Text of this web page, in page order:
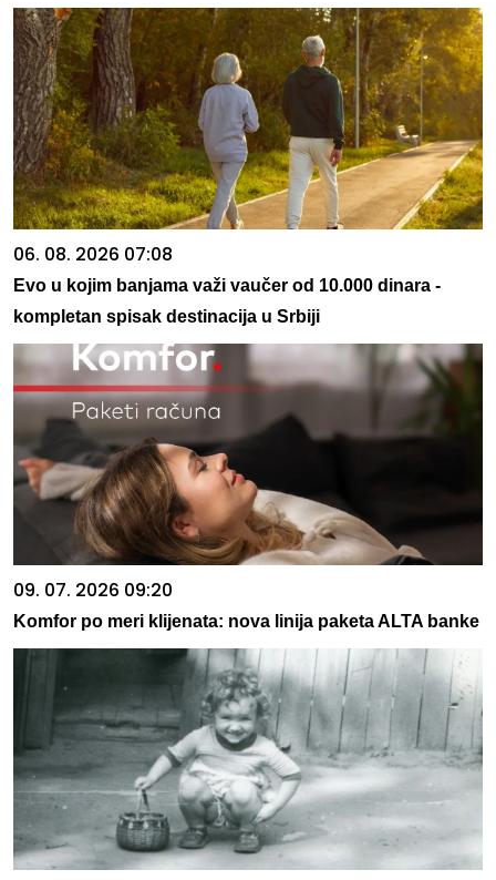
06. 08. 2026 07:08
Evo u kojim banjama važi vaučer od 10.000 dinara -
kompletan spisak destinacija u Srbiji
09. 07. 2026 09:20
Komfor po meri klijenata: nova linija paketa ALTA banke